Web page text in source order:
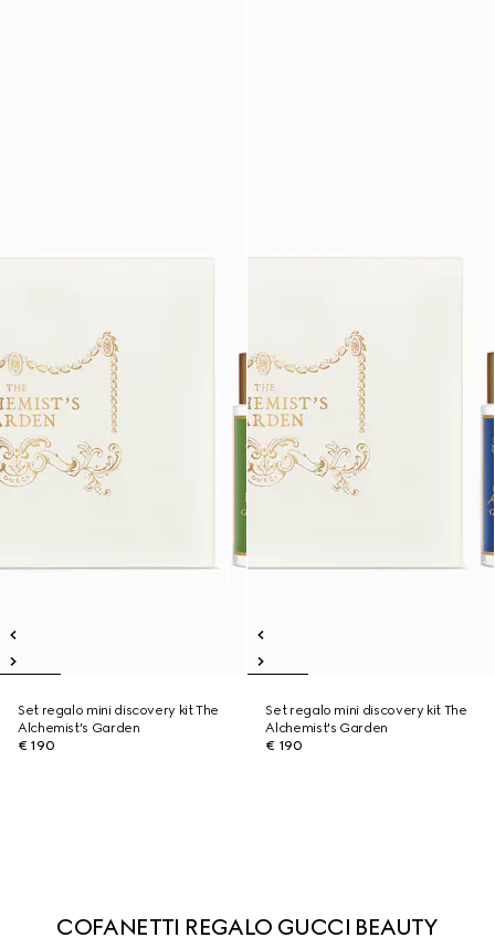
Set regalo mini discovery kit The
Alchemist's Garden
€ 190
Set regalo mini discovery kit The
Alchemist's Garden
€ 190
COFANETTI REGALO GUCCI BEAUTY